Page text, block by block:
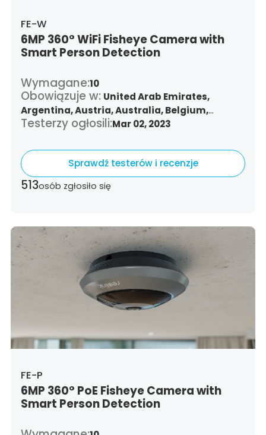
FE-W
6MP 360° WiFi Fisheye Camera with
Smart Person Detection
Wymagane:10
Obowiązuje w: United Arab Emirates,
Argentina,Austria,Australia,Belgium,
Bulgaria,Benin,Brazil,Belize,Canada,
Czech Republic,Germany,Denmark,
Dominican Republic,Algeria,Ecuador,
Estonia,Spain,Ethiopia,Finland,France,
United Kingdom,Greece,
Kuwait,
Saint Lucia, Lithuania,
Luxembourg,
Latvia,
Morocco,Malta,Malaysia,Nigeria,
Netherlands,Panama, Peru,Philippines,
Portugal, Romania,Saudi
Sweden,Singapore,Slovenia,
Thailand,Turkey,Trinidad and
Testerzy ogłosili:Mar 02, 2023
Sprawdź testerów i recenzje
513osób zgłosiło się
FE-P
6MP 360° PoE Fisheye Camera with
Smart Person Detection